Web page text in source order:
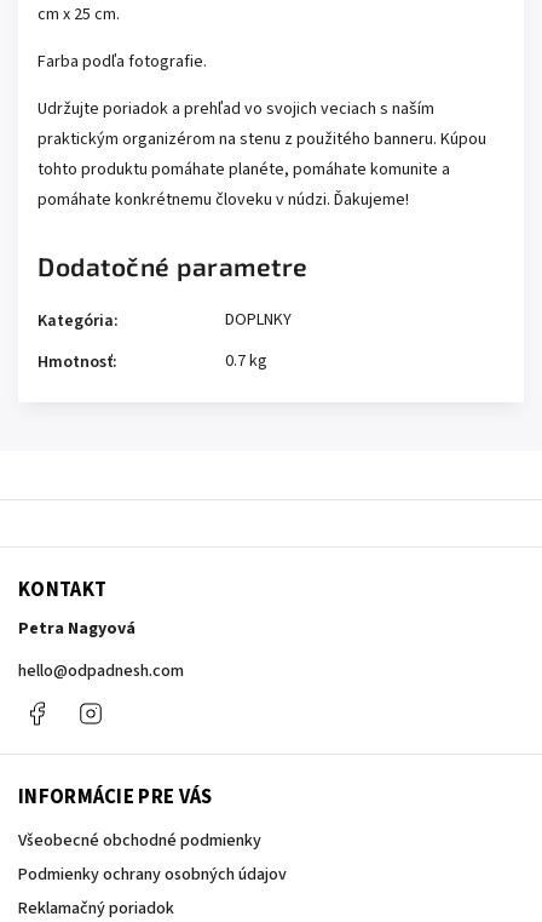
cm x 25 cm.
Farba podľa fotografie.
Udržujte poriadok a prehľad vo svojich veciach s naším
praktickým organizérom na stenu z použitého banneru. Kúpou
tohto produktu pomáhate planéte, pomáhate komunite a
pomáhate konkrétnemu človeku v núdzi. Ďakujeme!
Dodatočné parametre
Kategória:
DOPLNKY
Hmotnosť: 0.7 kg
KONTAKT
Petra Nagyová
hello@odpadnesh.com
Facebook
INFORMÁCIE PRE VÁS
Všeobecné obchodné podmienky
Podmienky ochrany osobných údajov
Reklamačný poriadok